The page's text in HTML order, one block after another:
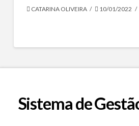
CATARINA OLIVEIRA 10/01/2022
Sistema de